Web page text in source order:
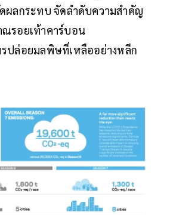
ผลกระทบ จัดลำดับความสำคัญ
ณรอยเท้าคาร์บอน
รปล่อยมลพิษที่เหลืออย่างหลีก